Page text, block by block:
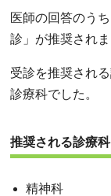
医師の回答のう
診」が推奨されま
受診を推奨され
診療科でした。
推奨される診療科
精神科